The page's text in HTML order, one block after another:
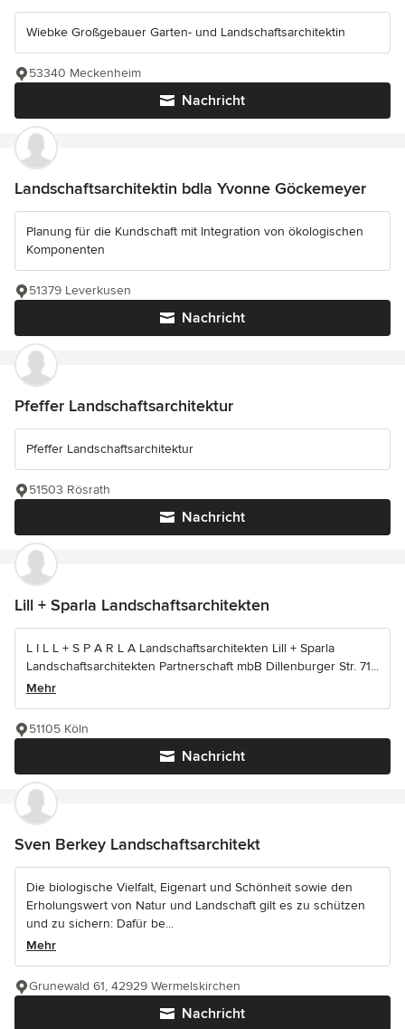
Wiebke Großgebauer Garten- und Landschaftsarchitektin
Nachricht
53340 Meckenheim
Landschaftsarchitektin bdla Yvonne Göckemeyer
Planung für die Kundschaft mit Integration von ökologischen
Komponenten
Nachricht
51379 Leverkusen
Pfeffer Landschaftsarchitektur
Pfeffer Landschaftsarchitektur
Nachricht
51503 Rösrath
Lill + Sparla Landschaftsarchitekten
L I L L + S P A R L A Landschaftsarchitekten Lill + Sparla
Landschaftsarchitekten Partnerschaft mbB Dillenburger Str. 71...
Mehr
Nachricht
51105 Köln
Sven Berkey Landschaftsarchitekt
Die biologische Vielfalt, Eigenart und Schönheit sowie den
Erholungswert von Natur und Landschaft gilt es zu schützen
und zu sichern: Dafür be...
Mehr
Nachricht
Grunewald 61, 42929 Wermelskirchen